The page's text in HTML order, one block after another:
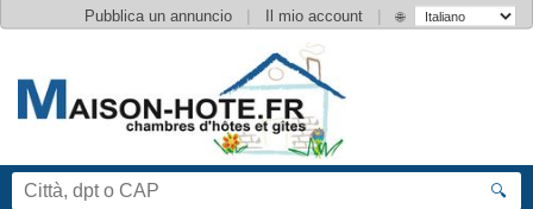
Pubblica un annuncio | Il mio account | 🌐
🔍